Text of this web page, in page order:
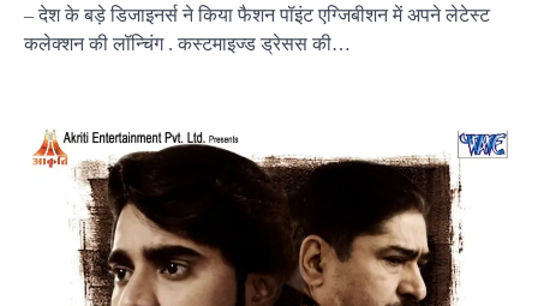
– देश के बड़े डिजाइनर्स ने किया फैशन पॉइंट एग्जिबीशन में अपने लेटेस्ट
कलेक्शन की लॉन्चिंग . कस्टमाइज्ड ड्रेसस की…